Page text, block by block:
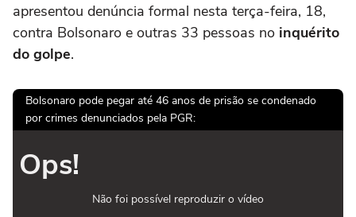
apresentou denúncia formal nesta terça-feira, 18,
contra Bolsonaro e outras 33 pessoas no inquérito
do golpe.
Bolsonaro pode pegar até 46 anos de prisão se condenado
por crimes denunciados pela PGR:
Ops!
Não foi possível reproduzir o vídeo